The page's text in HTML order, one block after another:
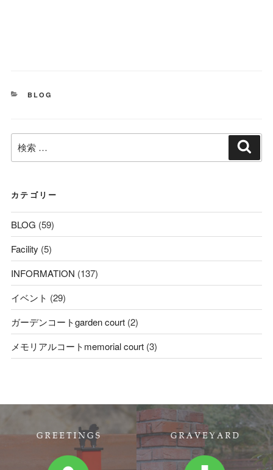
カ
BLOG
検
索:
カテゴリー
BLOG (59)
Facility (5)
INFORMATION (137)
イベント (29)
ガーデンコートgarden court(2)
メモリアルコートmemorial court(3)